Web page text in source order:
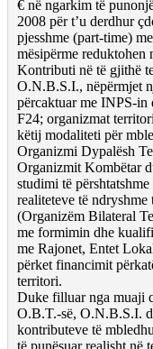
€ në ngarkim të
2008 për t’u derdhur
pjesshme (part-time)
mësipërme reduktohen
Kontributi në të gjithë
O.N.B.S.I., nëpërmjet
përcaktuar me INPS-in
F24; organizmat
këtij modaliteti për
Organizmi Dypalësh
Organizmit Kombëtar
studimi të
realiteteve të
(Organizëm Bilateral
me formimin dhe
me Rajonet, Entet
përket financimit
territori.
Duke filluar nga muaji
O.B.T.-së, O.N.B.S.I.
kontributeve të
të punësuar realisht në